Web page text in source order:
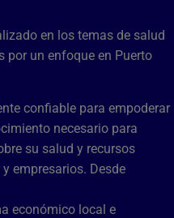
en los temas de salud
por un enfoque en Puerto
confiable para empoderar
necesario para
su salud y recursos
empresarios. Desde
económico local e